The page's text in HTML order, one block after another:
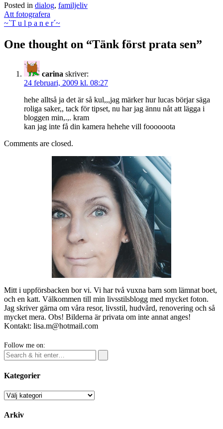
Posted in dialog, familjeliv
Post
navigation
Att fotografera
~`T u l p a n e r´~
One thought on “Tänk först prata sen”
carina skriver:
24 februari, 2009 kl. 08:27
hehe alltså ja det är så kul,,,jag märker hur lucas börjar säga
roliga saker,, tack för tipset, nu har jag ännu nåt att lägga i
bloggen min,.,. kram
kan jag inte få din kamera hehehe vill foooooota
Comments are closed.
Mitt i uppförsbacken bor vi. Vi har två vuxna barn som lämnat boet,
och en katt. Välkommen till min livsstilsblogg med mycket foton.
Jag skriver gärna om våra resor, livsstil, hudvård, renovering och så
mycket mera. Obs! Bilderna är privata om inte annat anges!
Kontakt: lisa.m@hotmail.com
Follow me on:
Kategorier
Kategorier
Arkiv